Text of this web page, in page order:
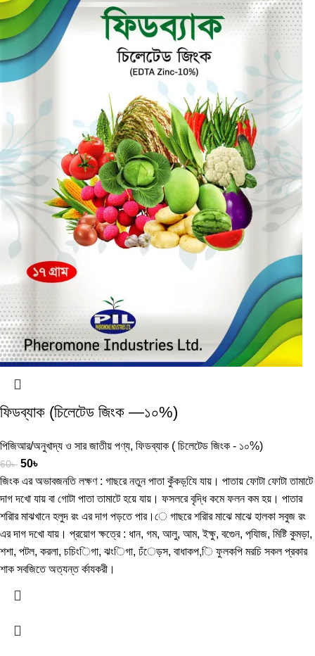
ফিডব্যাক (চিলেটেড জিংক —১০%)
পিজিআর/অনুখাদ্য ও সার জাতীয় পণ্য, ফিডব্যাক ( চিলেটেড জিংক - ১০%)
60৳ 50৳
জিংক এর অভাবজনতি লক্ষণ : গাছরে নতুন পাতা কুঁকড়যি়ে যায়। পাতায় ফোটা ফোটা তামাটে
দাগ দখো যায় বা গোটা পাতা তামাটে হয়ে যায়। ফসলরে বৃদ্ধি কমে ফলন কম হয়। পাতার
শরিার মাঝখানে হলুদ রং এর দাগ পড়তে পার।ে গাছরে শরিার মাঝে মাঝে হালকা সবুজ রং
এর দাগ দখো যায়। প্রয়োগ ক্ষত্রে : ধান, গম, আলু, আম, ইক্ষু, বগেুন, পযি়াজ, মিষ্টি কুমড়া,
শশা, পটল, করলা, চচিংিগা, ঝংিগা, ঢঁেড়স, বাধাকপ,ি ফুলকপি মরচি সকল প্রকার
শাক সবজিতে অত্যন্ত র্কাযকরী।